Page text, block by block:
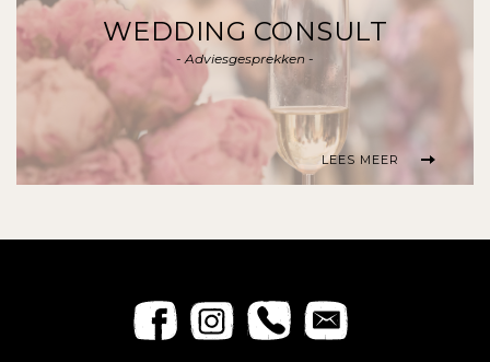
WEDDING CONSULT
- Adviesgesprekken -
LEES MEER